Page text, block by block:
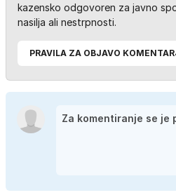
kazensko odgovoren za javno
nasilja ali nestrpnosti.
PRAVILA ZA OBJAVO